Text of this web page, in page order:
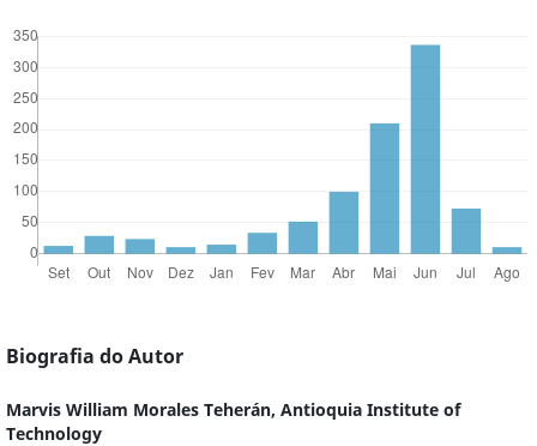
Biografia do Autor
Marvis William Morales Teherán, Antioquia Institute of
Technology